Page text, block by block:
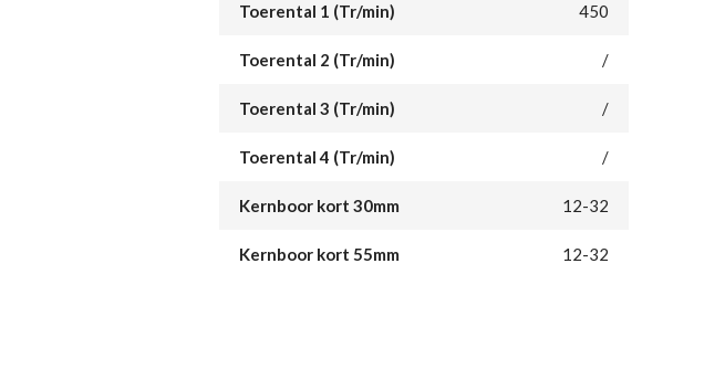
Toerental 1 (Tr/min) 450
Toerental 2 (Tr/min) /
Toerental 3 (Tr/min) /
Toerental 4 (Tr/min) /
Kernboor kort 30mm 12-32
Kernboor kort 55mm 12-32